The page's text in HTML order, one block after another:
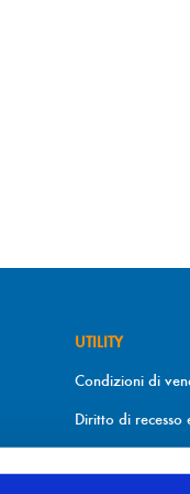
UTILITY
Condizioni di
Diritto di recesso